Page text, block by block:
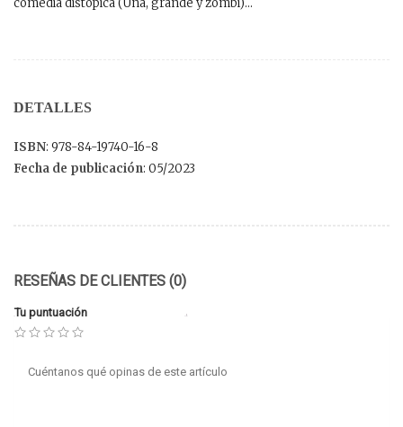
DETALLES
ISBN: 978-84-19740-16-8
Fecha de publicación: 05/2023
RESEÑAS DE CLIENTES (0)
Tu puntuación